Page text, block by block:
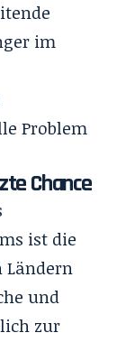
im
Problem
Chance
ist die
Ländern
und
zur